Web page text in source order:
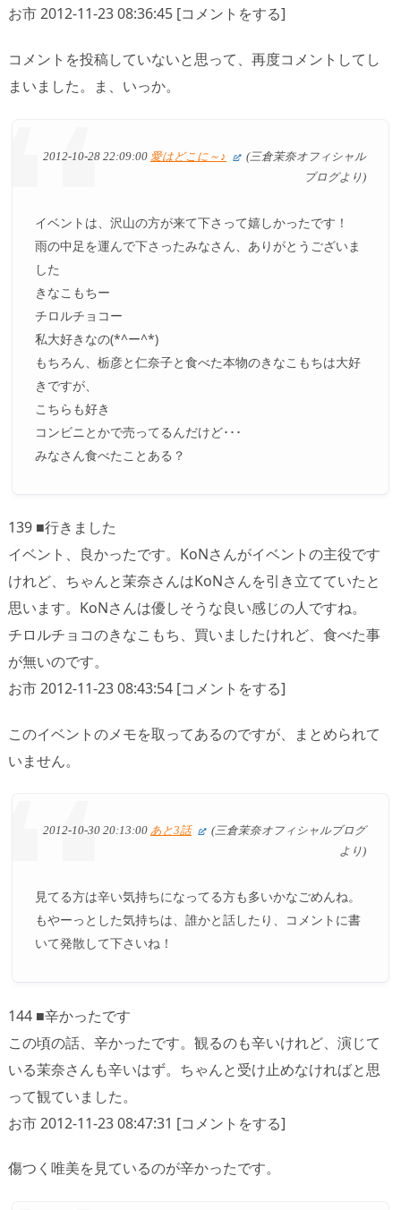
お市 2012-11-23 08:36:45 [コメントをする]
コメントを投稿していないと思って、再度コメントしてし
まいました。ま、いっか。
2012-10-28 22:09:00 愛はどこに～♪
(三倉茉奈オフィシャル
ブログより)
イベントは、沢山の方が来て下さって嬉しかったです！
雨の中足を運んで下さったみなさん、ありがとうございま
した
きなこもちー
チロルチョコー
私大好きなの(*^ー^*)
もちろん、栃彦と仁奈子と食べた本物のきなこもちは大好
きですが、
こちらも好き
コンビニとかで売ってるんだけど･･･
みなさん食べたことある？
139 ■行きました
イベント、良かったです。KoNさんがイベントの主役です
けれど、ちゃんと茉奈さんはKoNさんを引き立てていたと
思います。KoNさんは優しそうな良い感じの人ですね。
チロルチョコのきなこもち、買いましたけれど、食べた事
が無いのです。
お市 2012-11-23 08:43:54 [コメントをする]
このイベントのメモを取ってあるのですが、まとめられて
いません。
2012-10-30 20:13:00 あと3話
(三倉茉奈オフィシャルブログ
より)
見てる方は辛い気持ちになってる方も多いかなごめんね。
もやーっとした気持ちは、誰かと話したり、コメントに書
いて発散して下さいね！
144 ■辛かったです
この頃の話、辛かったです。観るのも辛いけれど、演じて
いる茉奈さんも辛いはず。ちゃんと受け止めなければと思
って観ていました。
お市 2012-11-23 08:47:31 [コメントをする]
傷つく唯美を見ているのが辛かったです。